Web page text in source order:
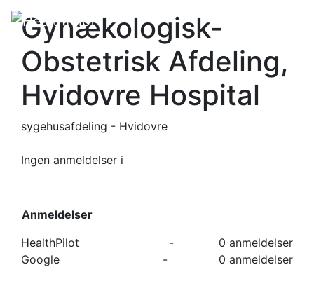
Gynækologisk-
Obstetrisk Afdeling,
Hvidovre Hospital
sygehusafdeling - Hvidovre
Ingen anmeldelser i
Anmeldelser
HealthPilot
-
0 anmeldelser
Google
- 0 anmeldelser